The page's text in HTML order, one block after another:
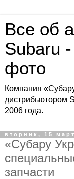
Все об
Subaru -
фото
Компания
дистрибьютором
2006 года.
вторник, 15
«Субару
запчасти